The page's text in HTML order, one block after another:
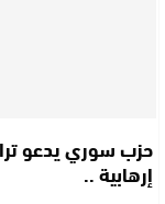
حزب سوري يدعو
إرهابية ..